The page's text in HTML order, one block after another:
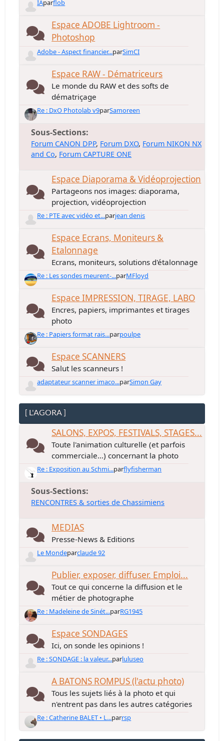
IAparflob
Espace ADOBE Lightroom -
Photoshop
Adobe - Aspect financier...parSimCI
Espace RAW - Dématriceurs
Le monde du RAW et des softs de
dématriçage
Re : DxO Photolab v9parSamoreen
Sous-Sections
Forum CANON DPP Forum DXO Forum NIKON NX
and Co Forum CAPTURE ONE
Espace Diaporama & Vidéoprojection
Partageons nos images: diaporama,
projection, vidéoprojection
Re : PTE avec vidéo et...parjean denis
Espace Ecrans, Moniteurs &
Etalonnage
Ecrans, moniteurs, solutions d'étalonnage
Re : Les sondes meurent-...parMFloyd
Espace IMPRESSION, TIRAGE, LABO
Encres, papiers, imprimantes et tirages
photo
Re : Papiers format rais...parpoulpe
Espace SCANNERS
Salut les scanneurs !
adaptateur scanner imaco...parSimon Gay
[ L'AGORA ]
SALONS, EXPOS, FESTIVALS, STAGES...
Toute l'animation culturelle (et parfois
commerciale...) concernant la photo
Re : Exposition au Schmi...parflyfisherman
Sous-Sections
RENCONTRES & sorties de Chassimiens
MEDIAS
Presse-News & Editions
Le Mondeparclaude 92
Publier, exposer, diffuser. Emploi...
Tout ce qui concerne la diffusion et le
métier de photographe
Re : Madeleine de Sinét...parRG1945
Espace SONDAGES
Ici, on sonde les opinions !
Re : SONDAGE : la valeur...parluluseo
A BATONS ROMPUS (l'actu photo)
Tous les sujets liés à la photo et qui
n'entrent pas dans les autres catégories
Re : Catherine BALET • L...parrsp